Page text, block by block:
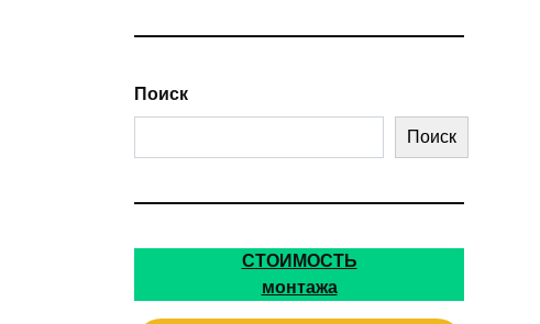
Поиск
Поиск
СТОИМОСТЬ
монтажа